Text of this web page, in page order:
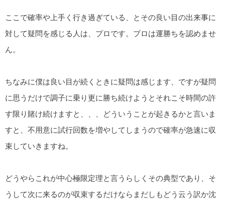
ここで確率や上手く行き過ぎている、とその良い目の出来事に
対して疑問を感じる人は、プロです。プロは運勝ちを認めませ
ん。
ちなみに僕は良い目が続くときに疑問は感じます、ですが疑問
に思うだけで調子に乗り更に勝ち続けようとそれこそ時間の許
す限り賭け続けますと、、、どういうことが起きるかと言いま
すと、不用意に試行回数を増やしてしまうので確率が急速に収
束していきますね。
どうやらこれが中心極限定理と言うらしくその典型であり、そ
うして次に来るのが収束するだけならまだしもどう云う訳か沈